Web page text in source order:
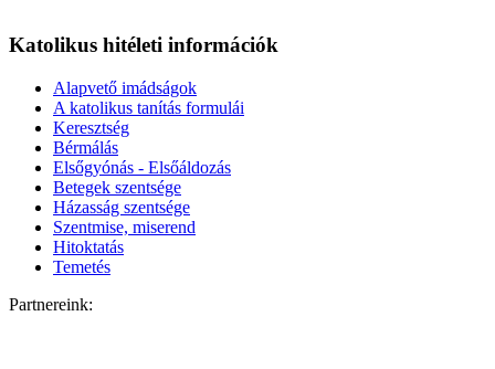
Katolikus hitéleti információk
Alapvető imádságok
A katolikus tanítás formulái
Keresztség
Bérmálás
Elsőgyónás - Elsőáldozás
Betegek szentsége
Házasság szentsége
Szentmise, miserend
Hitoktatás
Temetés
Partnereink: